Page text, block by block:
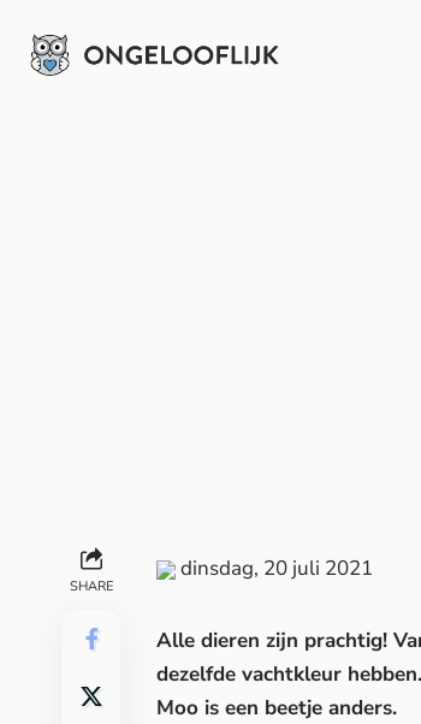
SHARE
dinsdag, 20 juli 2021
Alle dieren zijn prachtig!
dezelfde vachtkleur
Moo is een beetje anders.